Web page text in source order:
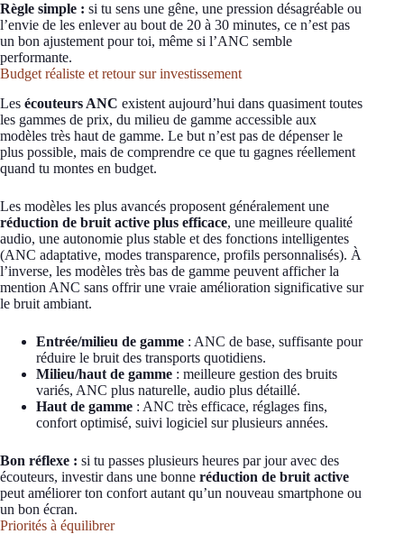
Règle simple : si tu sens une gêne, une pression désagréable ou
l’envie de les enlever au bout de 20 à 30 minutes, ce n’est pas
un bon ajustement pour toi, même si l’ANC semble
performante.
Budget réaliste et retour sur investissement
Les écouteurs ANC existent aujourd’hui dans quasiment toutes
les gammes de prix, du milieu de gamme accessible aux
modèles très haut de gamme. Le but n’est pas de dépenser le
plus possible, mais de comprendre ce que tu gagnes réellement
quand tu montes en budget.
Les modèles les plus avancés proposent généralement une
réduction de bruit active plus efficace, une meilleure qualité
audio, une autonomie plus stable et des fonctions intelligentes
(ANC adaptative, modes transparence, profils personnalisés). À
l’inverse, les modèles très bas de gamme peuvent afficher la
mention ANC sans offrir une vraie amélioration significative sur
le bruit ambiant.
Entrée/milieu de gamme : ANC de base, suffisante pour
réduire le bruit des transports quotidiens.
Milieu/haut de gamme : meilleure gestion des bruits
variés, ANC plus naturelle, audio plus détaillé.
Haut de gamme : ANC très efficace, réglages fins,
confort optimisé, suivi logiciel sur plusieurs années.
Bon réflexe : si tu passes plusieurs heures par jour avec des
écouteurs, investir dans une bonne réduction de bruit active
peut améliorer ton confort autant qu’un nouveau smartphone ou
un bon écran.
Priorités à équilibrer